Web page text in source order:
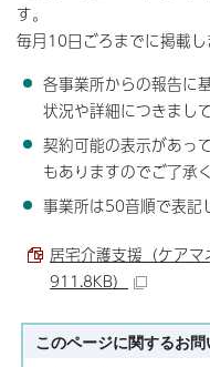
す。
毎月10日ごろまでに掲載し
各事業所からの報告に
状況や詳細につきまし
契約可能の表示があっ
もありますのでご了承
事業所は50音順で表記
居宅介護支援（ケア
911.8KB）
このページに関するお問